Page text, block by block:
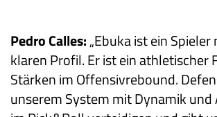
Pedro Calles:„Ebuka ist ein
klaren Profil. Er ist ein athletischer
Stärken im Offensivrebound.
unserem System mit Dynamik